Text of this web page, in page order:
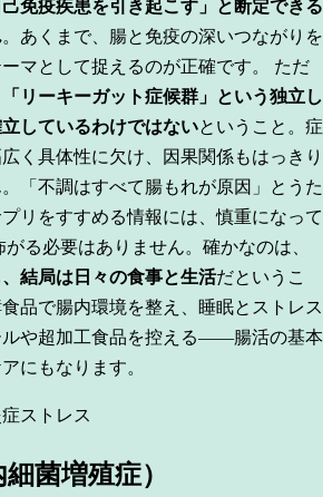
己免疫疾患を引き起こす」と断定できる
。あくまで、腸と免疫の深いつながりを
マとして捉えるのが正確です。
ただ
「リーキーガット症候群」という独立し
しているわけではないということ。症
く具体性に欠け、因果関係もはっきり
「不調はすべて腸もれが原因」とうた
リをすすめる情報には、慎重になって
がる必要はありません。確かなのは、
結局は日々の食事と生活だというこ
品で腸内環境を整え、睡眠とストレス
ルや超加工食品を控える——腸活の基本
にもなります。
ストレス
菌増殖症）